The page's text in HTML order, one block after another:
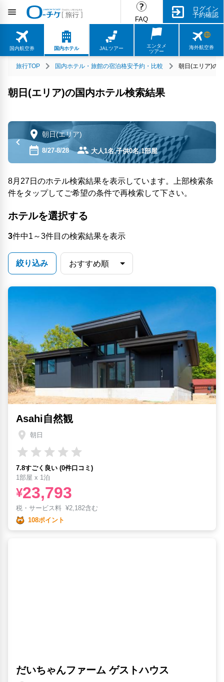
FAQ
ログイン
予約確認
国内航空券 国内ホテル JALツアー
エンタメ
ツアー
海外航空券
旅行TOP 国内ホテル・旅館の宿泊格安予約・比較 朝日(エリア)の
朝日(エリア)の国内ホテル検索結果
朝日(エリア)
8/27-8/28 大人1名,子供0名,1部屋
8月27日のホテル検索結果を表示しています。上部検索条
件をタップしてご希望の条件で再検索して下さい。
ホテルを選択する
3件中1～3件目の検索結果を表示
絞り込み
Asahi自然観
朝日
7.8すごく良い (0件口コミ)
1部屋 x 1泊
¥23,793
税・サービス料 ¥2,182含む
108ポイント
だいちゃんファーム ゲストハウス